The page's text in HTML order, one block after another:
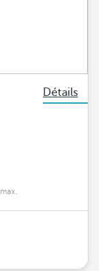
Détails